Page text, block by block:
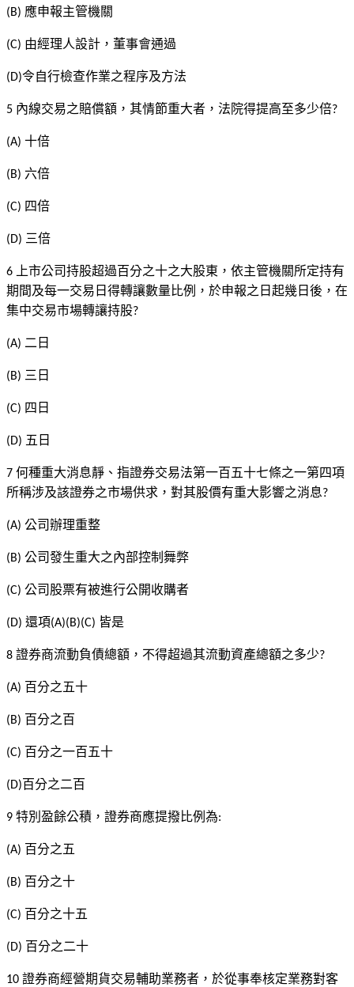
(B) 應申報主管機關
(C) 由經理人設計，董事會通過
(D)令自行檢查作業之程序及方法
5 內線交易之賠償額，其情節重大者，法院得提高至多少倍?
(A) 十倍
(B) 六倍
(C) 四倍
(D) 三倍
6
上市公司持股超過百分之十之大股東，依主管機關所定持有
期間及每一交易日得轉讓數量比例，於申報之日起幾日後，在
集中交易市場轉讓持股?
(A) 二日
(B) 三日
(C) 四日
(D) 五日
7 何種重大消息靜、指證券交易法第一百五十七條之一第四項
所稱涉及該證券之市場供求，對其股價有重大影響之消息?
(A) 公司辦理重整
(B) 公司發生重大之內部控制舞弊
(C) 公司股票有被進行公開收購者
(D) 還項(A)(B)(C) 皆是
8 證券商流動負債總額，不得超過其流動資產總額之多少?
(A) 百分之五十
(B) 百分之百
(C) 百分之一百五十
(D)百分之二百
9 特別盈餘公積，證券商應提撥比例為:
(A) 百分之五
(B) 百分之十
(C) 百分之十五
(D) 百分之二十
10 證券商經營期貨交易輔助業務者，於從事奉核定業務對客